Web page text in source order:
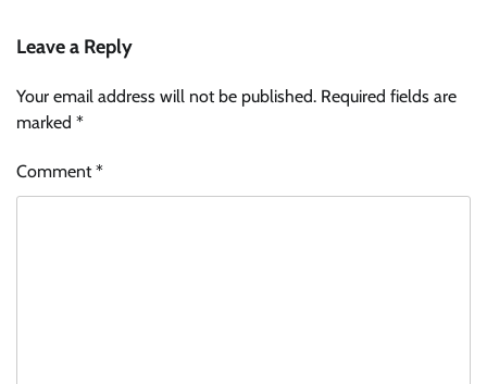
Leave a Reply
Your email address will not be published. Required fields are
marked *
Comment*